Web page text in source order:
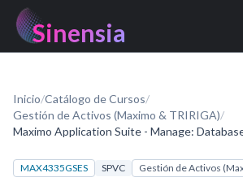
Sinensia
Inicio/Catálogo de Cursos/
Gestión de Activos (Maximo & TRIRIGA)/
Maximo Application Suite - Manage:
MAX4335GSES SPVC Gestión de Activos